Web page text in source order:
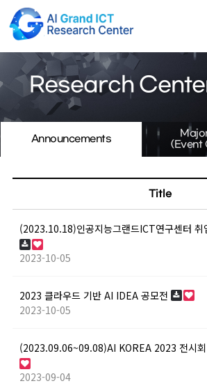
본문 바로가기
열기
열기
열기
열기
열기
Research
Announcements
(Event
Title
(2023.10.18)인공지능그랜드ICT연구센터 취
2023-10-05
2023 클라우드 기반 AI IDEA 공모전
2023-10-05
(2023.09.06~09.08)AI KOREA 2023 전시회
2023-09-04